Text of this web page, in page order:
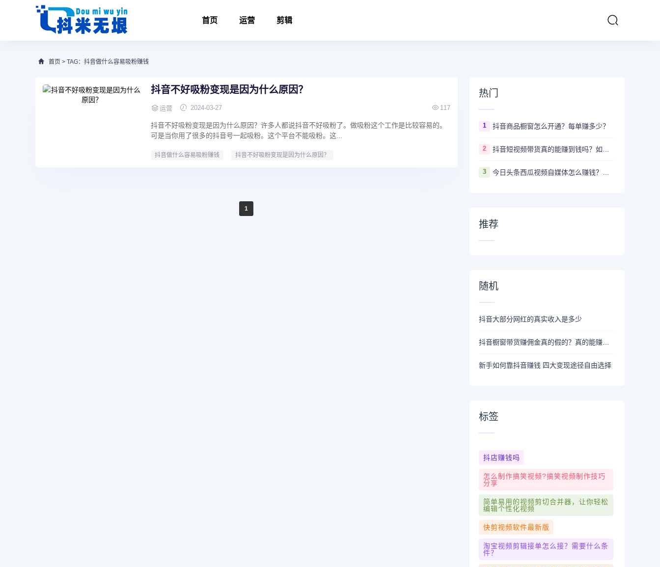
首页 运营 剪辑
首页 > TAG：抖音做什么容易吸粉赚钱
抖音不好吸粉变现是因为什么原因？
运营 2024-03-27 117
抖音不好吸粉变现是因为什么原因？许多人都说抖音不好吸粉了。做吸粉这个工作是比较容易的。
可是当你用了很多的抖音号一起吸粉。这个平台不能吸粉。这...
抖音做什么容易吸粉赚钱 抖音不好吸粉变现是因为什么原因？
1
热门
1 抖音商品橱窗怎么开通？每单赚多少？
2
3
推荐
随机
抖音大部分网红的真实收入是多少
新手如何靠抖音赚钱 四大变现途径自由选择
标签
抖店赚钱吗
怎么制作搞笑视频?搞笑视频制作技巧
分享
简单易用的视频剪切合并器，让你轻松
编辑个性化视频
快剪视频软件最新版
淘宝视频剪辑接单怎么接？需要什么条
件？